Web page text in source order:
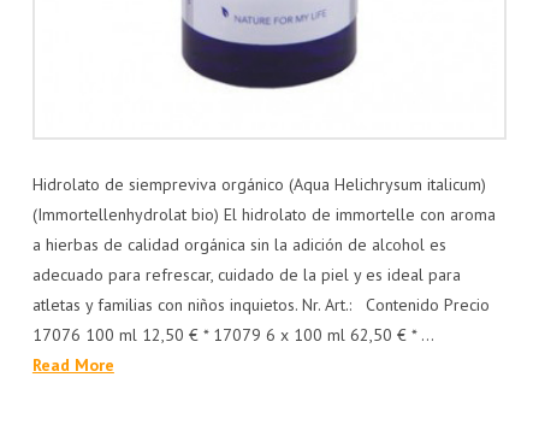
Hidrolato de siempreviva orgánico (Aqua Helichrysum italicum)
(Immortellenhydrolat bio) El hidrolato de immortelle con aroma
a hierbas de calidad orgánica sin la adición de alcohol es
adecuado para refrescar, cuidado de la piel y es ideal para
atletas y familias con niños inquietos. Nr. Art.: Contenido Precio
17076 100 ml 12,50 € * 17079 6 x 100 ml 62,50 € * …
Read More